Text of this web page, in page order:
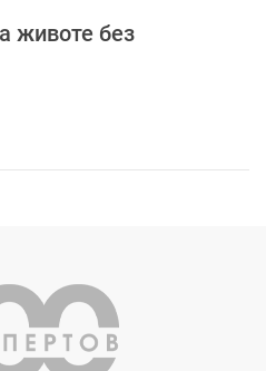
животе без